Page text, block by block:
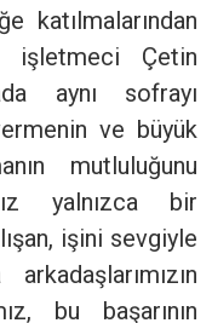
katılmalarından
işletmeci Çetin
aynı sofrayı
ve büyük
mutluluğunu
yalnızca bir
işini sevgiyle
bu başarının